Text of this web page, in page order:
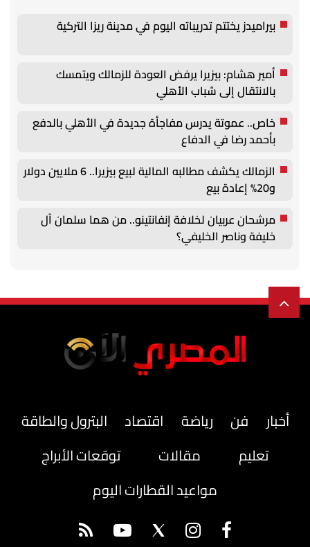
بيراميدز يختتم تدريباته اليوم في مدينة ريزا التركية
أمير هشام: بيزيرا يرفض العودة للزمالك ويتمسك
بالانتقال إلى شباب الأهلي
خاص.. عموتة يدرس مفاجأة جديدة في الأهلي بالدفع
بأحمد رضا في الدفاع
الزمالك يكشف مطالبه المالية لبيع بيزيرا.. 6 ملايين دولار
و20% إعادة بيع
مرشحان عربيان لخلافة إنفانتينو.. من هما سلمان آل
خليفة وناصر الخليفي؟
أخبار فن رياضة اقتصاد
البترول والطاقة
تعليم
مقالات
توقعات الأبراج
مواعيد القطارات اليوم